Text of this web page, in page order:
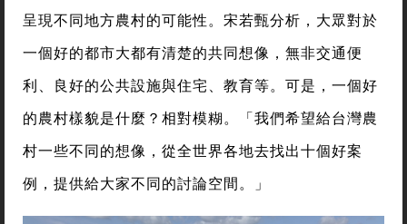
呈現不同地方農村的可能性。宋若甄分析，大眾對於
一個好的都市大都有清楚的共同想像，無非交通便
利、良好的公共設施與住宅、教育等。可是，一個好
的農村樣貌是什麼？相對模糊。「我們希望給台灣農
村一些不同的想像，從全世界各地去找出十個好案
例，提供給大家不同的討論空間。」